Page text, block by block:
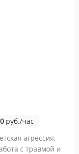
руб./час
агрессия,
с травмой и